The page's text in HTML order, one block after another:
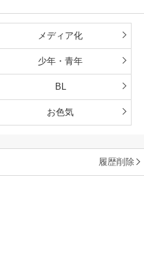
メディア化
少年・青年
BL
お色気
履歴削除